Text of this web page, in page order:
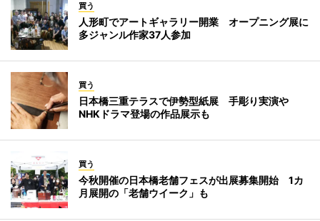
買う
人形町でアートギャラリー開業 オープニング展に
多ジャンル作家37人参加
買う
日本橋三重テラスで伊勢型紙展 手彫り実演や
NHKドラマ登場の作品展示も
買う
今秋開催の日本橋老舗フェスが出展募集開始 1カ
月展開の「老舗ウイーク」も